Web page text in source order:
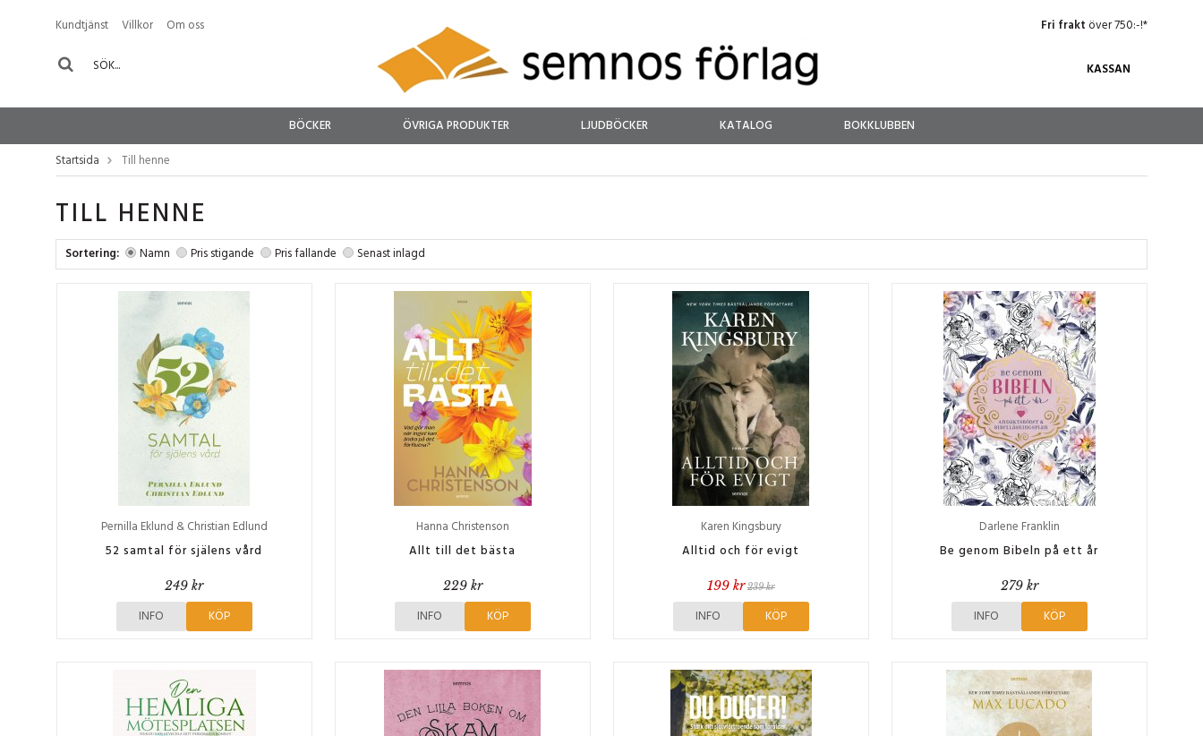
Kundtjänst Villkor Om oss Fri frakt över 750:-!*
KASSAN
BÖCKER ÖVRIGA PRODUKTER LJUDBÖCKER KATALOG
BOKKLUBBEN
Startsida
Till henne
TILL HENNE
Sortering: Namn Pris stigande Pris fallande Senast inlagd
Pernilla Eklund & Christian Edlund
52 samtal för själens vård
249 kr
INFO KÖP
Hanna Christenson
Allt till det bästa
229 kr
INFO KÖP
Karen Kingsbury
Alltid och för evigt
199 kr 239 kr
INFO KÖP
Darlene Franklin
Be genom Bibeln på ett år
279 kr
INFO KÖP